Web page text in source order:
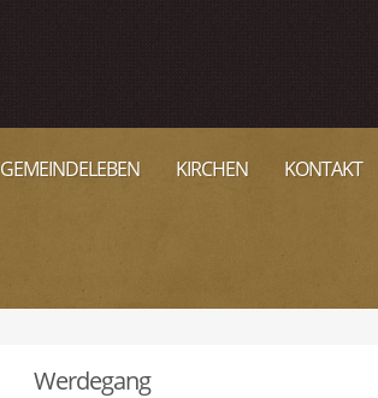
GEMEINDELEBEN KIRCHEN KONTAKT
Werdegang